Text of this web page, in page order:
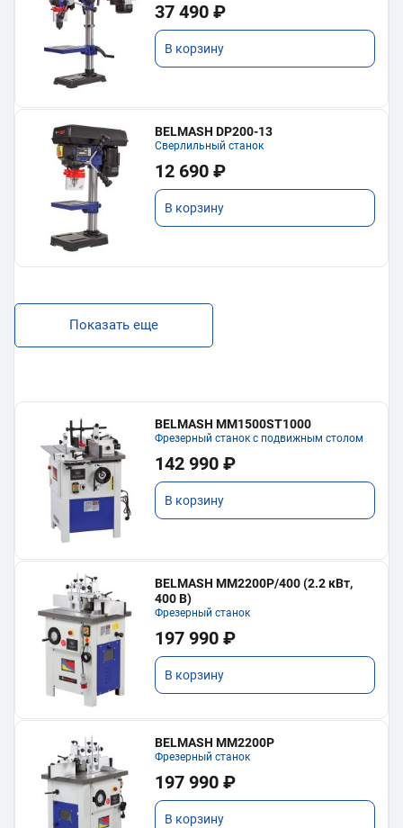
37 490 ₽
В корзину
BELMASH DP200-13
Сверлильный станок
12 690 ₽
В корзину
Показать еще
BELMASH MM1500ST1000
Фрезерный станок с подвижным столом
142 990 ₽
В корзину
BELMASH MM2200P/400 (2.2 кВт,
400 В)
Фрезерный станок
197 990 ₽
В корзину
BELMASH MM2200P
Фрезерный станок
197 990 ₽
В корзину